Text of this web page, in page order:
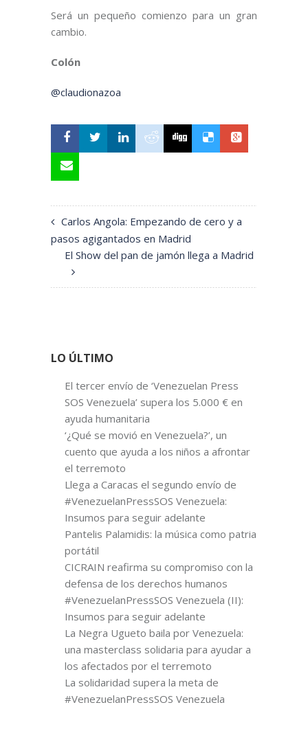
Será un pequeño comienzo para un gran
cambio.
Colón
@claudionazoa
Carlos Angola: Empezando de cero y a
pasos agigantados en Madrid
El Show del pan de jamón llega a Madrid
LO ÚLTIMO
El tercer envío de ‘Venezuelan Press
SOS Venezuela’ supera los 5.000 € en
ayuda humanitaria
‘¿Qué se movió en Venezuela?’, un
cuento que ayuda a los niños a afrontar
el terremoto
Llega a Caracas el segundo envío de
#VenezuelanPressSOS Venezuela:
Insumos para seguir adelante
Pantelis Palamidis: la música como patria
portátil
CICRAIN reafirma su compromiso con la
defensa de los derechos humanos
#VenezuelanPressSOS Venezuela (II):
Insumos para seguir adelante
La Negra Ugueto baila por Venezuela:
una masterclass solidaria para ayudar a
los afectados por el terremoto
La solidaridad supera la meta de
#VenezuelanPressSOS Venezuela